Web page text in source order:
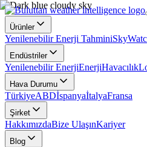
Ürünler
Yenilenebilir Enerji Tahmini
Endüstriler
Yenilenebilir EnerjiEnerjiHavacılık
Hava Durumu
TürkiyeABDİspanyaİtalyaFransa
Şirket
HakkımızdaBize UlaşınKariyer
Blog